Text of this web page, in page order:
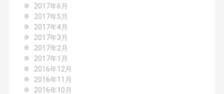
2017年6月
2017年5月
2017年4月
2017年3月
2017年2月
2017年1月
2016年12月
2016年11月
2016年10月